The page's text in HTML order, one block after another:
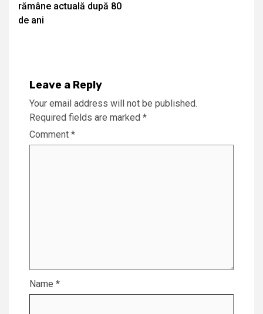
rămâne actuală după 80
de ani
Leave a Reply
Your email address will not be published.
Required fields are marked *
Comment *
Name *